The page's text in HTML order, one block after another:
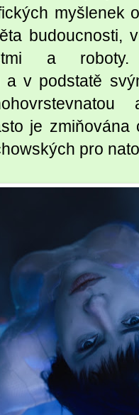
myšlenek
budoucnosti,
a
a v podstatě
je
pro